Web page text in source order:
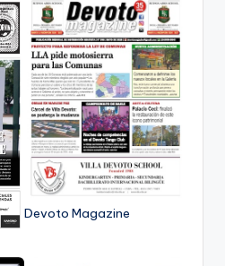
Devoto Magazine